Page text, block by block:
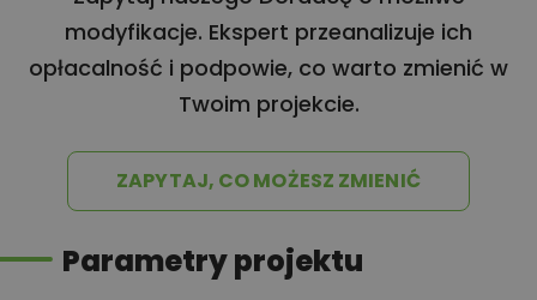
modyfikacje. Ekspert przeanalizuje ich
opłacalność i podpowie, co warto zmienić w
Twoim projekcie.
ZAPYTAJ, CO MOŻESZ ZMIENIĆ
Parametry projektu